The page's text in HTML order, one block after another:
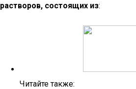
растворов, состоящих из:
Читайте также: